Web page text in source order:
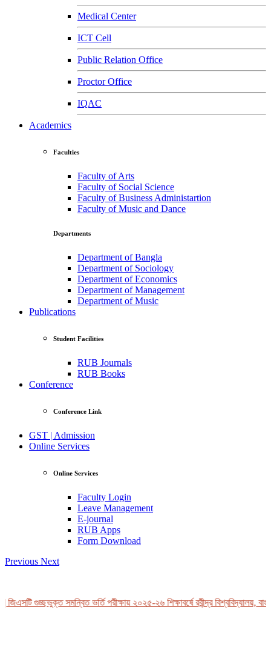
Medical Center
ICT Cell
Public Relation Office
Proctor Office
IQAC
Academics
Faculties
Faculty of Arts
Faculty of Social Science
Faculty of Business Administartion
Faculty of Music and Dance
Departments
Department of Bangla
Department of Sociology
Department of Economics
Department of Management
Department of Music
Publications
Student Facilities
RUB Journals
RUB Books
Conference
Conference Link
GST | Admission
Online Services
Online Services
Faculty Login
Leave Management
E-journal
RUB Apps
Form Download
Previous Next
গুচ্ছভুক্ত সমন্বিত ভর্তি পরীক্ষায় ২০২৫-২৬ শিক্ষাবর্ষে রবীন্দ্র বিশ্ববিদ্যালয়,